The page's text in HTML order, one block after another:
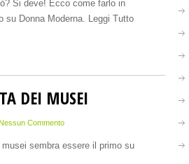
Si deve! Ecco come farlo in
su Donna Moderna. Leggi Tutto
DEI MUSEI
Nessun Commento
musei sembra essere il primo su